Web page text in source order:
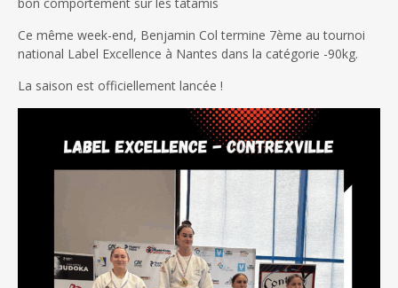
Ce même week-end, Benjamin Col termine 7ème au tournoi
national Label Excellence à Nantes dans la catégorie -90kg.
La saison est officiellement lancée !